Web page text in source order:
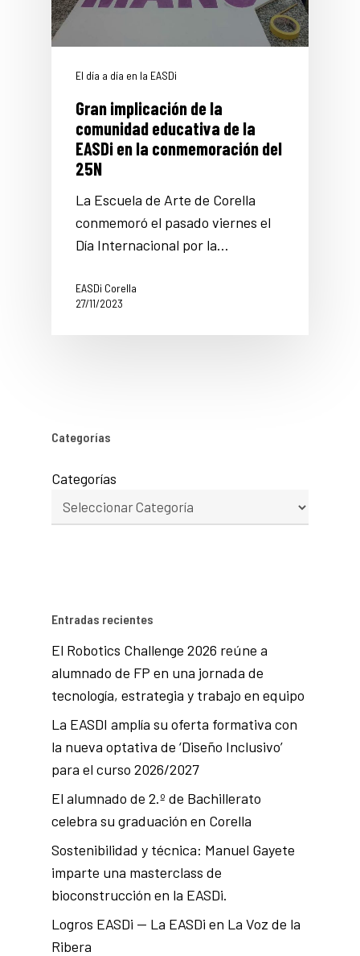
El día a día en la EASDi
Gran implicación de la
comunidad educativa de la
EASDi en la conmemoración del
25N
La Escuela de Arte de Corella
conmemoró el pasado viernes el
Día Internacional por la…
EASDi Corella
27/11/2023
Categorías
Categorías
Entradas recientes
El Robotics Challenge 2026 reúne a
alumnado de FP en una jornada de
tecnología, estrategia y trabajo en equipo
La EASDI amplía su oferta formativa con
la nueva optativa de ‘Diseño Inclusivo’
para el curso 2026/2027
El alumnado de 2.º de Bachillerato
celebra su graduación en Corella
Sostenibilidad y técnica: Manuel Gayete
imparte una masterclass de
bioconstrucción en la EASDi.
Logros EASDi — La EASDi en La Voz de la
Ribera